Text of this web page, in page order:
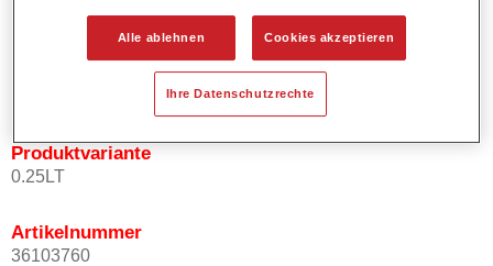
Ermöglicht einfaches und sicheres Einlackieren.
Kann variabel eingesetzt werden, z.B. für Innenraum-,
Mehrschicht- und Mehrfarbenlackierungen.
Produktvariante
0.25LT
Artikelnummer
36103760
Alle ablehnen Cookies akzeptieren
Ihre Datenschutzrechte